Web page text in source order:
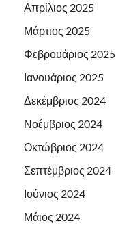
Απρίλιος 2025
Μάρτιος 2025
Φεβρουάριος 2025
Ιανουάριος 2025
Δεκέμβριος 2024
Νοέμβριος 2024
Οκτώβριος 2024
Σεπτέμβριος 2024
Ιούνιος 2024
Μάιος 2024